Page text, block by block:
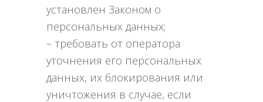
установлен Законом о
персональных данных;
– требовать от оператора
уточнения его персональных
данных, их блокирования или
уничтожения в случае, если